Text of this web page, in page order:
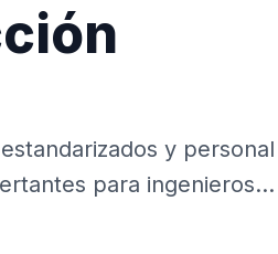
y personal
para ingenieros…